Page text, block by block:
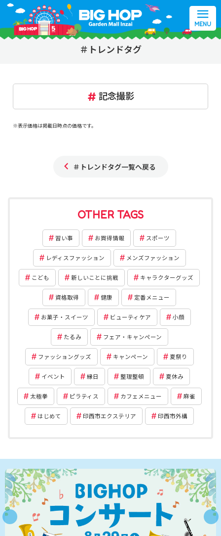
MENU
＃トレンドタグ
記念撮影
※表示価格は掲載日時点の価格です。
＃トレンドタグ一覧へ戻る
OTHER TAGS
習い事 お買得情報 スポーツ
レディスファッション メンズファッション
こども 新しいことに挑戦 キャラクターグッズ
資格取得 健康 定番メニュー
お菓子・スイーツ ビューティケア 小顔
たるみ フェア・キャンペーン
ファッショングッズ キャンペーン 夏祭り
イベント 縁日 整理整頓 夏休み
太極拳 ピラティス カフェメニュー 麻雀
はじめて 印西市エクステリア 印西市外構